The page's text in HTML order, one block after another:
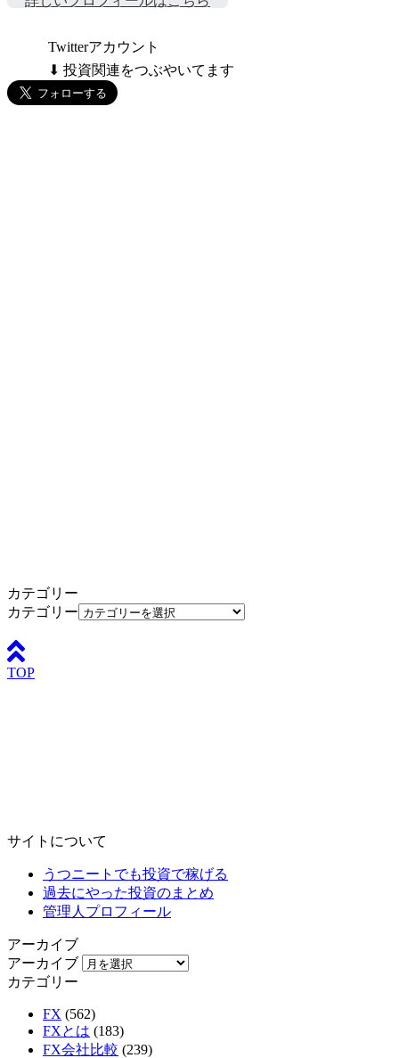
Twitterアカウント
⬇ 投資関連をつぶやいてます
カテゴリー
カテゴリー
TOP
サイトについて
うつニートでも投資で稼げる
過去にやった投資のまとめ
管理人プロフィール
アーカイブ
アーカイブ
カテゴリー
FX (562)
FXとは (183)
FX会社比較 (239)